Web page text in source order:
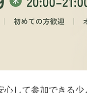
して参加できる少